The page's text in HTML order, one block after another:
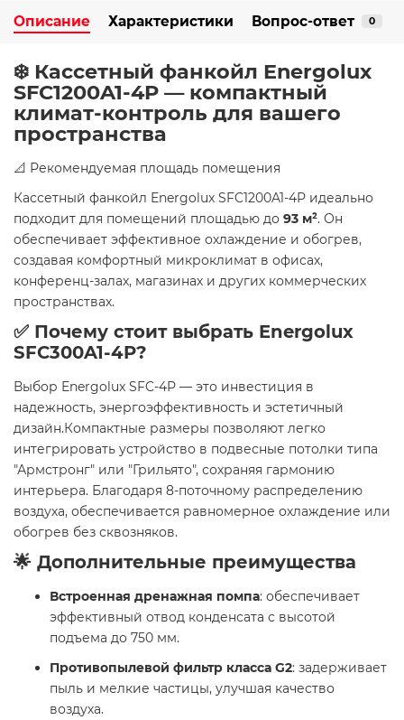
Описание Характеристики Вопрос-ответ 0
❄️ Кассетный фанкойл Energolux
SFC1200A1-4P — компактный
климат-контроль для вашего
пространства
📐 Рекомендуемая площадь помещения
Кассетный фанкойл Energolux SFC1200A1-4P идеально
подходит для помещений площадью до 93 м². Он
обеспечивает эффективное охлаждение и обогрев,
создавая комфортный микроклимат в офисах,
конференц-залах, магазинах и других коммерческих
пространствах.
✅ Почему стоит выбрать Energolux
SFC300A1-4P?
Выбор Energolux SFC-4P — это инвестиция в
надежность, энергоэффективность и эстетичный
дизайн.Компактные размеры позволяют легко
интегрировать устройство в подвесные потолки типа
"Армстронг" или "Грильято", сохраняя гармонию
интерьера. Благодаря 8-поточному распределению
воздуха, обеспечивается равномерное охлаждение или
обогрев без сквозняков.
🌟 Дополнительные преимущества
Встроенная дренажная помпа: обеспечивает
эффективный отвод конденсата с высотой
подъема до 750 мм.
Противопылевой фильтр класса G2: задерживает
пыль и мелкие частицы, улучшая качество
воздуха.